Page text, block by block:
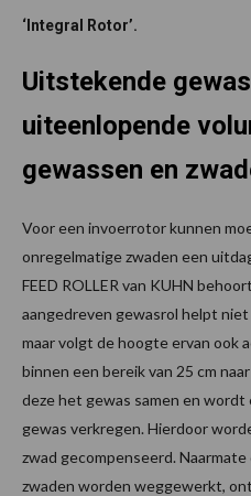
‘Integral Rotor’.
Uitstekende
uiteenlopende
gewassen en
Voor een invoerrotor kunnen
onregelmatige zwaden een
FEED ROLLER van KUHN
aangedreven gewasrol helpt
maar volgt de hoogte ervan ook
binnen een bereik van 25 cm
deze het gewas samen en
gewas verkregen. Hierdoor
zwad gecompenseerd.
zwaden worden weggewerkt,